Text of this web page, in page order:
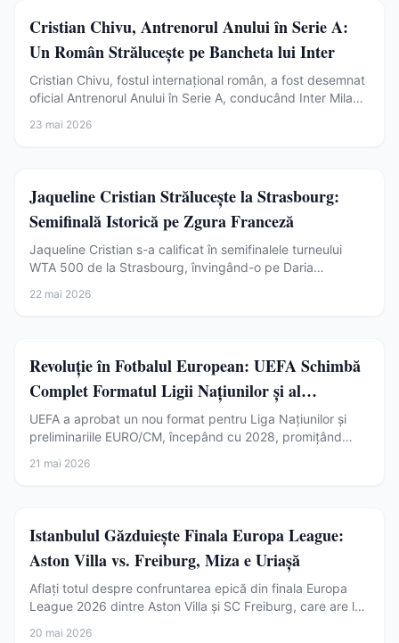
Sport
Cristian Chivu, Antrenorul Anului în Serie A:
Un Român Strălucește pe Bancheta lui Inter
Cristian Chivu, fostul internațional român, a fost desemnat
oficial Antrenorul Anului în Serie A, conducând Inter Milano
23 mai 2026
Sport
Jaqueline Cristian Strălucește la Strasbourg:
Semifinală Istorică pe Zgura Franceză
Jaqueline Cristian s-a calificat în semifinalele turneului
WTA 500 de la Strasbourg, învingând-o pe Daria
22 mai 2026
Sport
Revoluție în Fotbalul European: UEFA Schimbă
Complet Formatul Ligii Națiunilor și al
Preliminariilor
UEFA a aprobat un nou format pentru Liga Națiunilor și
preliminariile EURO/CM, începând cu 2028, promițând
România.
21 mai 2026
Sport
Istanbulul Găzduiește Finala Europa League:
Aston Villa vs. Freiburg, Miza e Uriașă
Aflați totul despre confruntarea epică din finala Europa
League 2026 dintre Aston Villa și SC Freiburg, care are loc
20 mai 2026